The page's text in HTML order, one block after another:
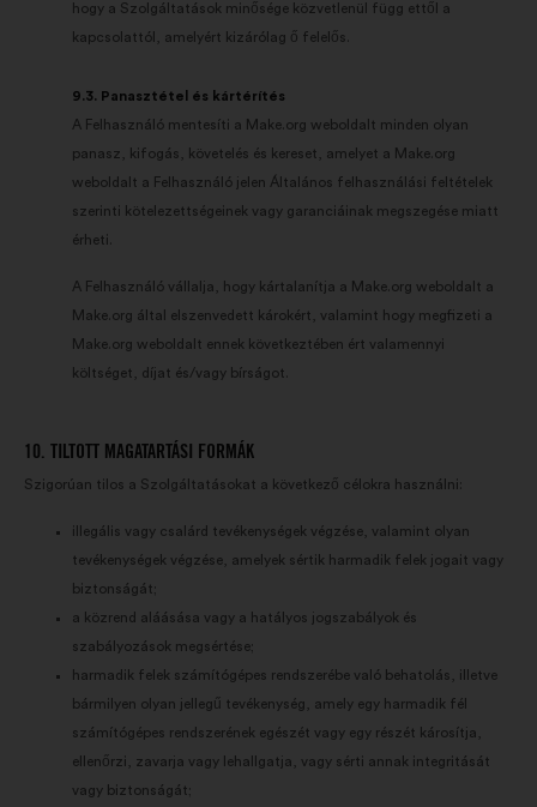
hogy a Szolgáltatások minősége közvetlenül függ ettől a
kapcsolattól, amelyért kizárólag ő felelős.
9.3. Panasztétel és kártérítés
A Felhasználó mentesíti a Make.org weboldalt minden olyan
panasz, kifogás, követelés és kereset, amelyet a Make.org
weboldalt a Felhasználó jelen Általános felhasználási feltételek
szerinti kötelezettségeinek vagy garanciáinak megszegése miatt
érheti.
A Felhasználó vállalja, hogy kártalanítja a Make.org weboldalt a
Make.org által elszenvedett károkért, valamint hogy megfizeti a
Make.org weboldalt ennek következtében ért valamennyi
költséget, díjat és/vagy bírságot.
10. TILTOTT MAGATARTÁSI FORMÁK
Szigorúan tilos a Szolgáltatásokat a következő célokra használni:
illegális vagy csalárd tevékenységek végzése, valamint olyan
tevékenységek végzése, amelyek sértik harmadik felek jogait vagy
biztonságát;
a közrend aláásása vagy a hatályos jogszabályok és
szabályozások megsértése;
harmadik felek számítógépes rendszerébe való behatolás, illetve
bármilyen olyan jellegű tevékenység, amely egy harmadik fél
számítógépes rendszerének egészét vagy egy részét károsítja,
ellenőrzi, zavarja vagy lehallgatja, vagy sérti annak integritását
vagy biztonságát;